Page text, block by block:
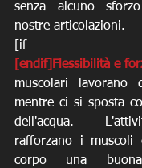
senza alcuno
nostre articolazioni.
[if
[endif]Flessibilità e
muscolari lavorano
mentre ci si sposta
dell'acqua.
rafforzano i muscoli
corpo una